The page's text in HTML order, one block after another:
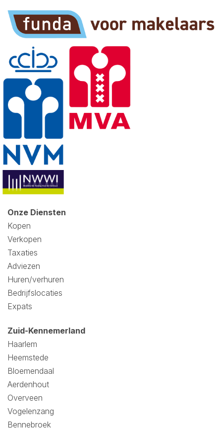
Onze Diensten
Kopen
Verkopen
Taxaties
Adviezen
Huren/verhuren
Bedrijfslocaties
Expats
Zuid-Kennemerland
Haarlem
Heemstede
Bloemendaal
Aerdenhout
Overveen
Vogelenzang
Bennebroek